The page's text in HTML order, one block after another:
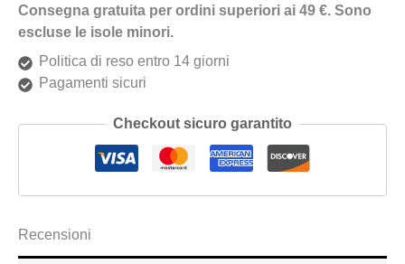
Consegna gratuita per ordini superiori ai 49 €. Sono
escluse le isole minori.
Politica di reso entro 14 giorni
Pagamenti sicuri
Checkout sicuro garantito
Recensioni